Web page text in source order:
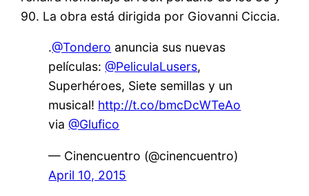
90. La obra está dirigida por Giovanni Ciccia.
.@Tondero anuncia sus nuevas
películas:@PeliculaLusers,
Superhéroes, Siete semillas y un
musical! http://t.co/bmcDcWTeAo
via@Glufico
— Cinencuentro (@cinencuentro)
April 10, 2015